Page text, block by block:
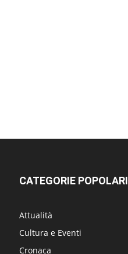
CATEGORIE POPOLARI
Attualità
Cultura e Eventi
Cronaca